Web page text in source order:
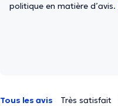
politique en matière d’avis.
Tous les avis
Très satisfait